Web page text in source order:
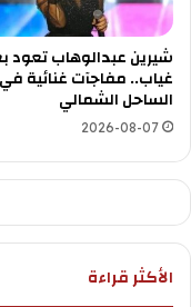
شيرين عبدالوهاب تعود
غياب.. مفاجآت غنائية
الساحل الشمالي
2026-08-07
الأكثر قراءة